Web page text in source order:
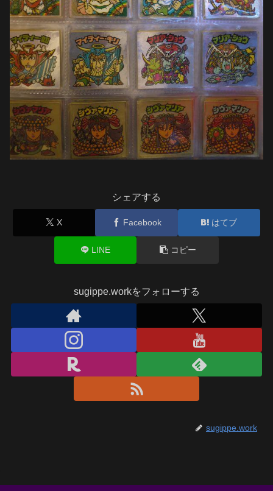
シェアする
X Facebook はてブ
LINE コピー
sugippe.workをフォローする
sugippe.work